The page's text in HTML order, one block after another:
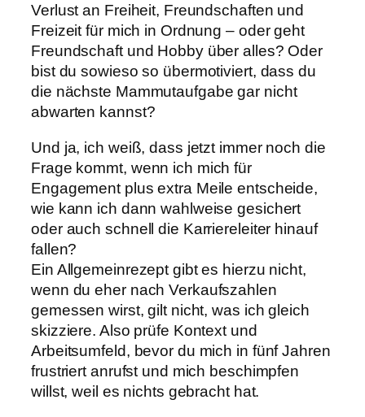
Verlust an Freiheit, Freundschaften und
Freizeit für mich in Ordnung – oder geht
Freundschaft und Hobby über alles? Oder
bist du sowieso so übermotiviert, dass du
die nächste Mammutaufgabe gar nicht
abwarten kannst?
Und ja, ich weiß, dass jetzt immer noch die
Frage kommt, wenn ich mich für
Engagement plus extra Meile entscheide,
wie kann ich dann wahlweise gesichert
oder auch schnell die Karriereleiter hinauf
fallen?
Ein Allgemeinrezept gibt es hierzu nicht,
wenn du eher nach Verkaufszahlen
gemessen wirst, gilt nicht, was ich gleich
skizziere. Also prüfe Kontext und
Arbeitsumfeld, bevor du mich in fünf Jahren
frustriert anrufst und mich beschimpfen
willst, weil es nichts gebracht hat.